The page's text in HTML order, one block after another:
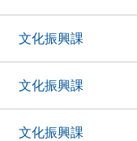
文化振興課
文化振興課
文化振興課